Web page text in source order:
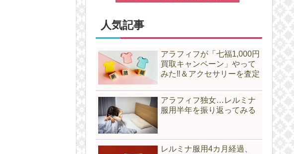
人気記事
アラフィフが「七福1,000円
買取キャンペーン」やって
みた‼＆アクセサリーを査定
アラフィフ独女…レルミナ
服用半年を振り返ってみる
レルミナ服用4カ月経過、